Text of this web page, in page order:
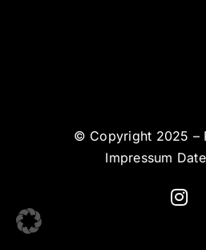
© Copyright 2025 –
Impressum